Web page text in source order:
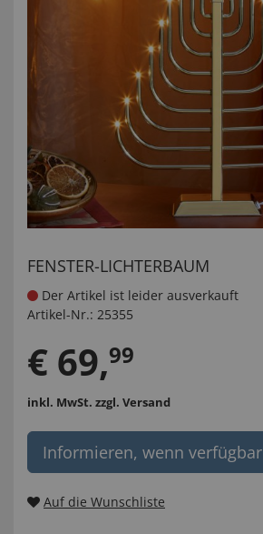
FENSTER-LICHTERBAUM
Der Artikel ist leider ausverkauft
Artikel-Nr.: 25355
€ 69,99
inkl. MwSt. zzgl. Versand
Informieren, wenn verfügbar
Auf die Wunschliste